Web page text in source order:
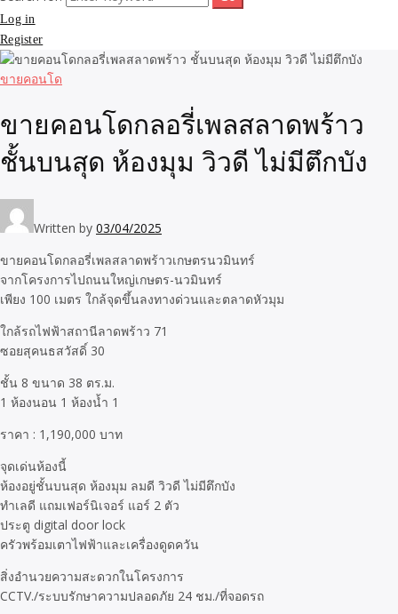
Log in
Register
ขายคอนโด
ขายคอนโดกลอรี่เพลสลาดพร้าว
ชั้นบนสุด ห้องมุม วิวดี ไม่มีตึกบัง
Written by 03/04/2025
ขายคอนโดกลอรี่เพลสลาดพร้าวเกษตรนวมินทร์
จากโครงการไปถนนใหญ่เกษตร-นวมินทร์
เพียง 100 เมตร ใกล้จุดขึ้นลงทางด่วนและตลาดหัวมุม
ใกล้รถไฟฟ้าสถานีลาดพร้าว 71
ซอยสุคนธสวัสดิ์ 30
ชั้น 8 ขนาด 38 ตร.ม.
1 ห้องนอน 1 ห้องน้ำ 1
ราคา : 1,190,000 บาท
จุดเด่นห้องนี้
ห้องอยู่ชั้นบนสุด ห้องมุม ลมดี วิวดี ไม่มีตึกบัง
ทำเลดี แถมเฟอร์นิเจอร์ แอร์ 2 ตัว
ประตู digital door lock
ครัวพร้อมเตาไฟฟ้าและเครื่องดูดควัน
สิ่งอำนวยความสะดวกในโครงการ
CCTV./ระบบรักษาความปลอดภัย 24 ชม./ที่จอดรถ